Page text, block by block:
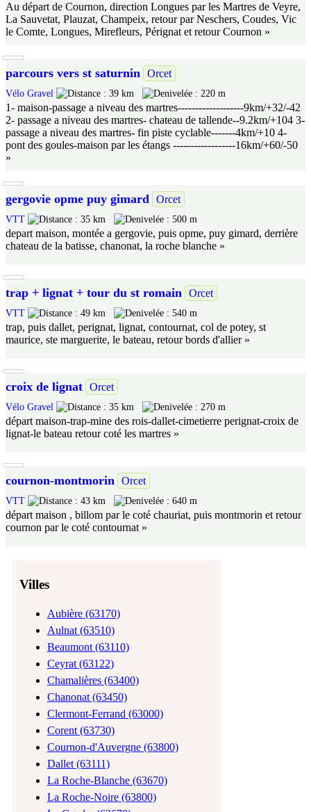
Au départ de Cournon, direction Longues par les Martres de Veyre,
La Sauvetat, Plauzat, Champeix, retour par Neschers, Coudes, Vic
le Comte, Longues, Mirefleurs, Pérignat et retour Cournon »
parcours vers st saturnin Orcet
Vélo Gravel 39 km 220 m
1- maison-passage a niveau des martres-------------------9km/+32/-42
2- passage a niveau des martres- chateau de tallende--9.2km/+104 3-
passage a niveau des martres- fin piste cyclable-------4km/+10 4-
pont des goules-maison par les étangs ------------------16km/+60/-50
»
gergovie opme puy gimard Orcet
VTT 35 km 500 m
depart maison, montée a gergovie, puis opme, puy gimard, derrière
chateau de la batisse, chanonat, la roche blanche »
trap + lignat + tour du st romain Orcet
VTT 49 km 540 m
trap, puis dallet, perignat, lignat, contournat, col de potey, st
maurice, ste marguerite, le bateau, retour bords d'allier »
croix de lignat Orcet
Vélo Gravel 35 km 270 m
départ maison-trap-mine des rois-dallet-cimetierre perignat-croix de
lignat-le bateau retour coté les martres »
cournon-montmorin Orcet
VTT 43 km 640 m
départ maison , billom par le coté chauriat, puis montmorin et retour
cournon par le coté contournat »
Villes
Aubière (63170)
Aulnat (63510)
Beaumont (63110)
Ceyrat (63122)
Chamalières (63400)
Chanonat (63450)
Clermont-Ferrand (63000)
Corent (63730)
Cournon-d'Auvergne (63800)
Dallet (63111)
La Roche-Blanche (63670)
La Roche-Noire (63800)